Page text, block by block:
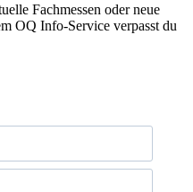
Fachmessen oder neue
OQ Info-Service verpasst du